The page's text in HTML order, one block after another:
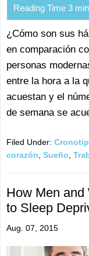
¿Cómo son sus
en comparación
personas
entre la hora a la
acuestan y el
de semana se
Filed Under:
corazón Sueño
How Men
to Sleep
Aug. 07, 2015